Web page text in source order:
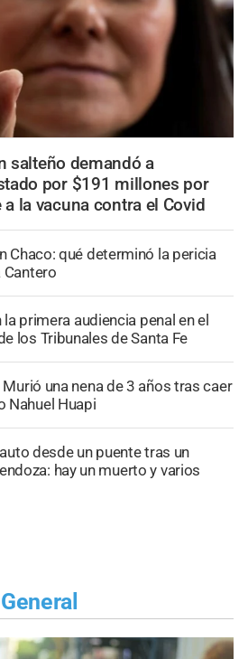
salteño demandó a
por $191 millones por
la vacuna contra el Covid
Chaco: qué determinó la pericia
la primera audiencia penal en el
los Tribunales de Santa Fe
Murió una nena de 3 años tras caer
Nahuel Huapi
desde un puente tras un
hay un muerto y varios